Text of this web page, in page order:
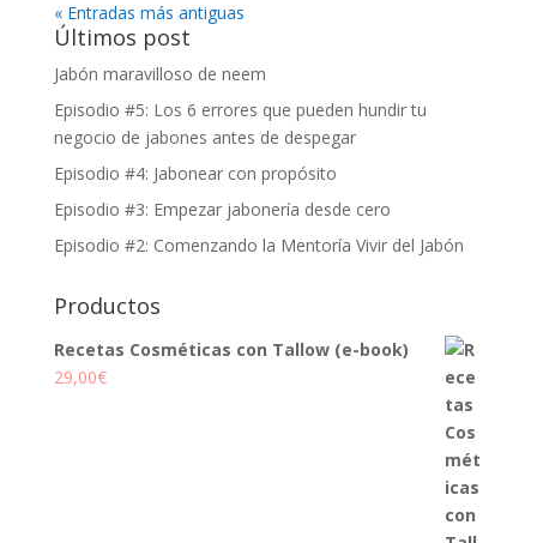
« Entradas más antiguas
Últimos post
Jabón maravilloso de neem
Episodio #5: Los 6 errores que pueden hundir tu
negocio de jabones antes de despegar
Episodio #4: Jabonear con propósito
Episodio #3: Empezar jabonería desde cero
Episodio #2: Comenzando la Mentoría Vivir del Jabón
Productos
Recetas Cosméticas con Tallow (e-book)
29,00€